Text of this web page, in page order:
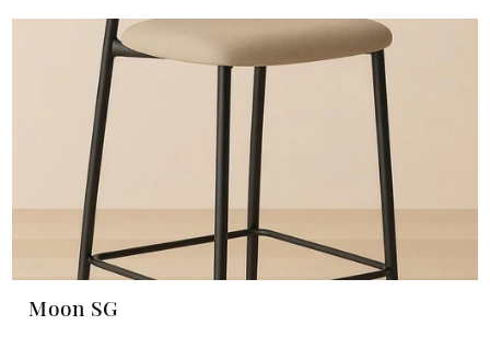
Moon SG